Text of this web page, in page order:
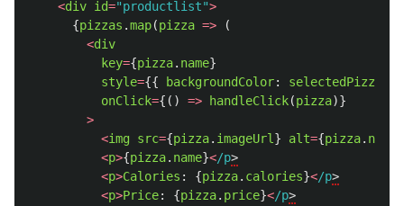
<div id="productlist">
{pizzas .map(pizza =>
(
<div
key={pizza. name}
style={{ backgroundColor: selectedPizzas
onClick={() => handleClick(pizza)}
>
<img src={pizza. imageUrl } alt={pizza. name
<p>{pizza. name}</p
<p>Calories : {pizza. calories}</p
<p>Price: {pizza. price}</p